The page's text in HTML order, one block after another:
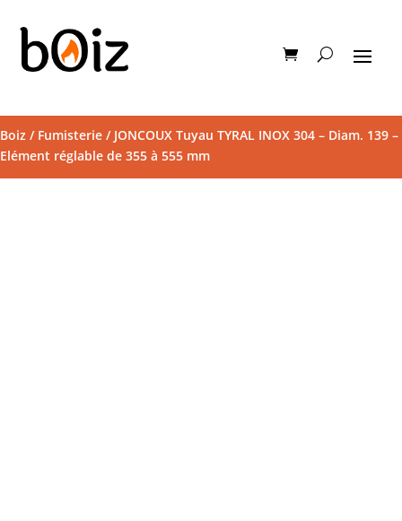
Boiz / Fumisterie / JONCOUX Tuyau TYRAL INOX 304 – Diam. 139 –
Elément réglable de 355 à 555 mm